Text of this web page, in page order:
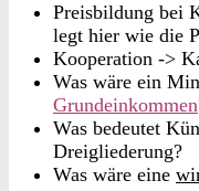
Preisbildung bei
legt hier wie die
Kooperation ->
Was wäre ein
Grundeinkommen
Was bedeutet
Dreigliederung?
Was wäre eine